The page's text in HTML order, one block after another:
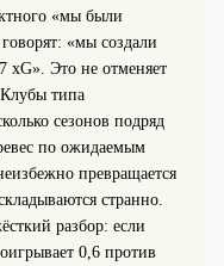
«мы были
«мы создали
xG». Это не отменяет
типа
сезонов подряд
по ожидаемым
превращается
странно.
разбор: если
0,6 против